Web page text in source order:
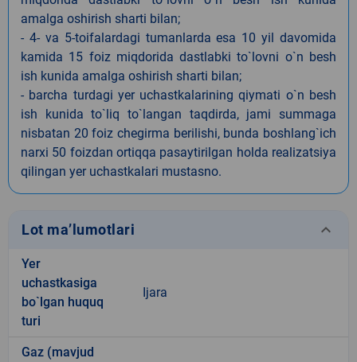
amalga oshirish sharti bilan;
- 4- va 5-toifalardagi tumanlarda esa 10 yil davomida
kamida 15 foiz miqdorida dastlabki to`lovni o`n besh
ish kunida amalga oshirish sharti bilan;
- barcha turdagi yer uchastkalarining qiymati o`n besh
ish kunida to`liq to`langan taqdirda, jami summaga
nisbatan 20 foiz chegirma berilishi, bunda boshlang`ich
narxi 50 foizdan ortiqqa pasaytirilgan holda realizatsiya
qilingan yer uchastkalari mustasno.
Lot ma’lumotlari keyboard_arrow_down
Yer
uchastkasiga
bo`lgan huquq
turi
Ijara
Gaz (mavjud